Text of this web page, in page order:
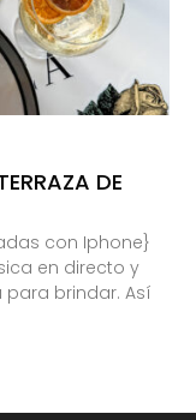
DE
con Iphone}
en directo y
brindar. Así